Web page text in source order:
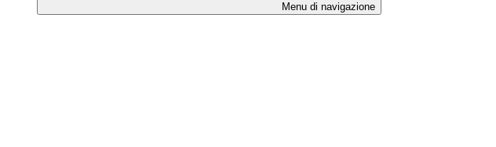
Menu di navigazione